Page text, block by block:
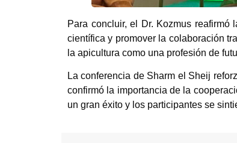
Para concluir, el Dr. Kozmus
científica y promover la colaboración
la apicultura como una profesión de
La conferencia de Sharm el Sheij
confirmó la importancia de la
un gran éxito y los participantes se